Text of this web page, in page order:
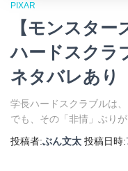
PIXAR
【モンスター
ハードスクラ
ネタバレあり
学長ハードスクラブルは
でも、その「非情」ぶり
投稿者:ぶん文太 投稿日時: